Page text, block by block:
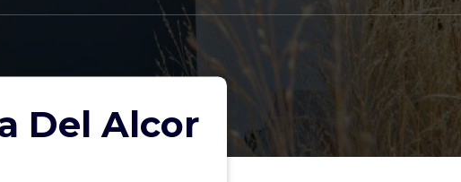
Del Alcor